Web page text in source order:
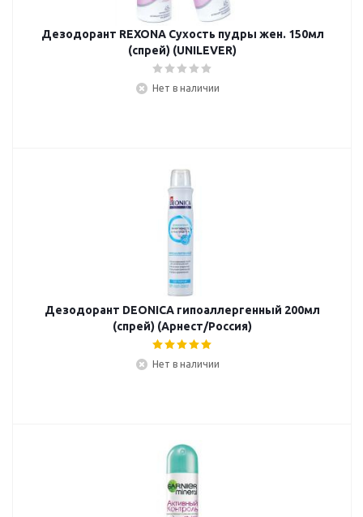
Дезодорант REXONA Сухость пудры жен. 150мл
(спрей) (UNILEVER)
Нет в наличии
Дезодорант DEONICA гипоаллергенный 200мл
(спрей) (Арнест/Россия)
Нет в наличии